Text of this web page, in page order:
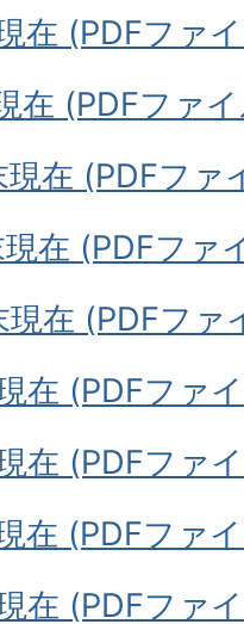
在 (PDFファ
在 (PDFファ
現在 (PDFファ
在 (PDFファ
現在 (PDFファ
在 (PDFファ
在 (PDFファ
在 (PDFファ
在 (PDFファ